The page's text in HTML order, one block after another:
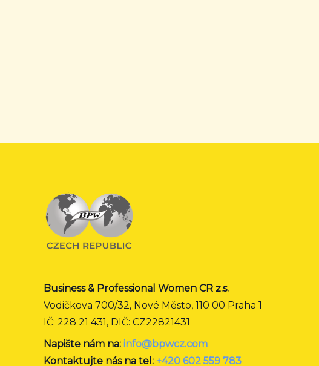
Business & Professional Women CR z.s.
Vodičkova 700/32, Nové Město, 110 00 Praha 1
IČ: 228 21 431, DIČ: CZ22821431
Napište nám na: info@bpwcz.com
Kontaktujte nás na tel: +420 602 559 783